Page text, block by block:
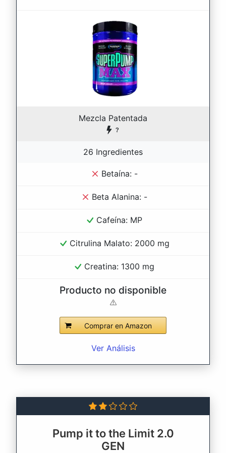
Mezcla Patentada
26 Ingredientes
Betaína: -
Beta Alanina: -
Cafeína: MP
Citrulina Malato: 2000 mg
Creatina: 1300 mg
Producto no disponible
Comprar en Amazon
Ver Análisis
Pump it to the Limit 2.0
GEN